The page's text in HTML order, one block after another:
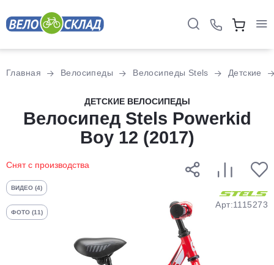
Главная Велосипеды Велосипеды Stels Детские
ДЕТСКИЕ ВЕЛОСИПЕДЫ
Велосипед Stels Powerkid
Boy 12 (2017)
Снят с производства
ВИДЕО (4)
ФОТО (11)
Арт:1115273
Разбейте
оплатуна части
без переплат
График платежей